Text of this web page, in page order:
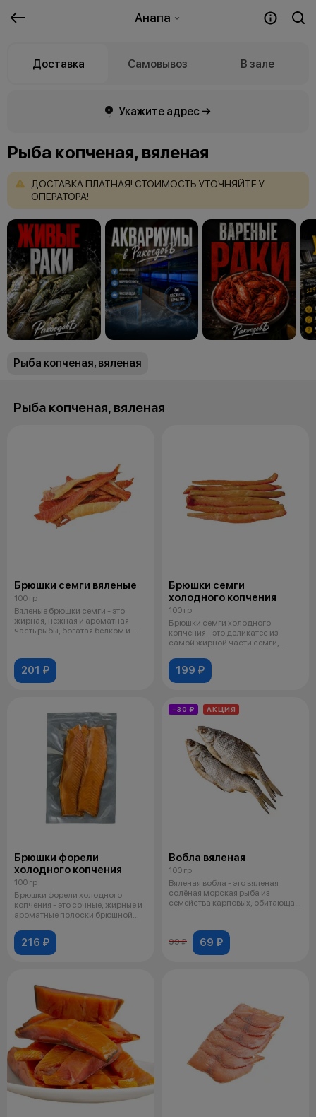
Анапа
Доставка Самовывоз В зале
Укажите адрес →
Рыба копченая, вяленая
ДОСТАВКА ПЛАТНАЯ! СТОИМОСТЬ УТОЧНЯЙТЕ У
ОПЕРАТОРА!
Рыба копченая, вяленая
Рыба копченая, вяленая
Брюшки семги вяленые
100 гр
Вяленые брюшки семги - это
жирная, нежная и ароматная
часть рыбы, богатая белком и
201 ₽
Брюшки семги
холодного копчения
100 гр
Брюшки семги холодного
копчения - это деликатес из
самой жирной части семги,
199 ₽
Брюшки форели
холодного копчения
100 гр
Брюшки форели холодного
копчения - это сочные, жирные и
ароматные полоски брюшной
216 ₽
−30 ₽ АКЦИЯ
Вобла вяленая
100 гр
Вяленая вобла - это вяленая
солёная морская рыба из
семейства карповых, обитающая
99 ₽ 69 ₽